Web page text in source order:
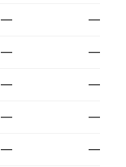
— —
— —
— —
— —
— —